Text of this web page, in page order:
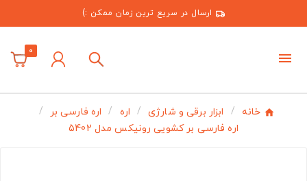
ارسال در سریع ترین زمان ممکن :)
0
خانه ابزار برقی و شارژی اره
اره فارسی بر
اره فارسی بر کشویی رونیکس مدل 5402